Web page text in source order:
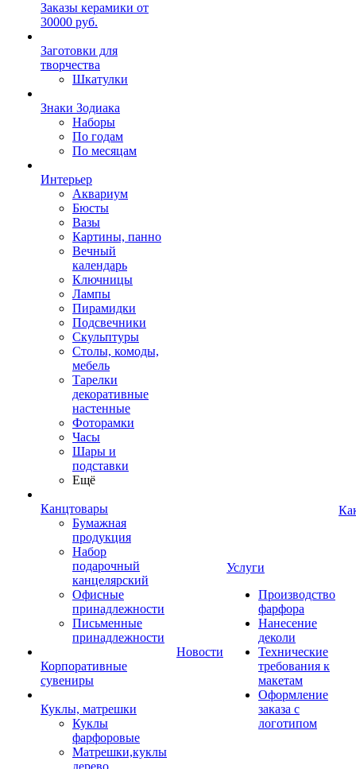
Заказы керамики от
30000 руб.
Заготовки для
творчества
Шкатулки
Знаки Зодиака
Наборы
По годам
По месяцам
Интерьер
Аквариум
Бюсты
Вазы
Картины, панно
Вечный
календарь
Ключницы
Лампы
Пирамидки
Подсвечники
Скульптуры
Столы, комоды,
мебель
Тарелки
декоративные
настенные
Фоторамки
Часы
Шары и
подставки
Ещё
Канцтовары
Бумажная
продукция
Набор
подарочный
канцелярский
Офисные
принадлежности
Письменные
принадлежности
Корпоративные
сувениры
Куклы, матрешки
Куклы
фарфоровые
Матрешки,куклы
дерево
Новости
Услуги
Производство
фарфора
Нанесение
деколи
Технические
требования к
макетам
Оформление
заказа с
логотипом